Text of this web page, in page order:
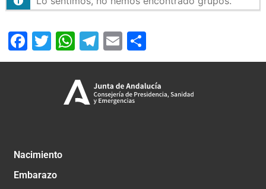
Facebook
Twitter
WhatsApp
Telegram
Email
Nacimiento
Embarazo